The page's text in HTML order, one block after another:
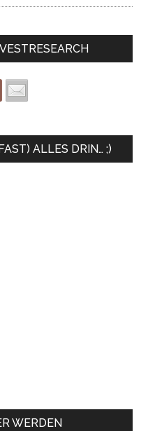
ALLES DRIN… ;)
WERDEN